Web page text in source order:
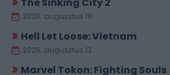
2026. augusztus 18.
Hell Let Loose: Vietnam
2026. augusztus 13.
Marvel Tokon: Fighting Souls